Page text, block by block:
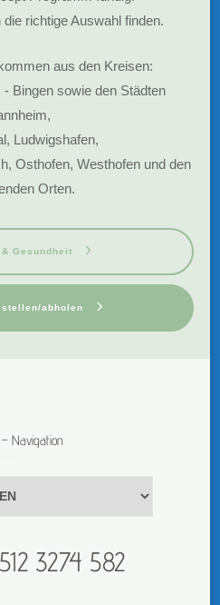
richtige Auswahl finden.
aus den Kreisen:
Bingen sowie den Städten
Ludwigshafen,
Osthofen, Westhofen und den
Orten.
Gesundheit
abholen
Navigation
3274 582